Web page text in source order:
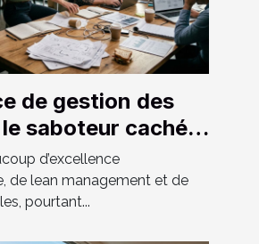
de gestion des
saboteur caché
continue
d’excellence
de lean management et de
pourtant...